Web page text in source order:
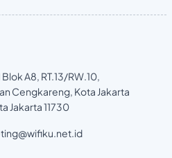
A8, RT.13/RW.10,
Cengkareng, Kota Jakarta
Jakarta 11730